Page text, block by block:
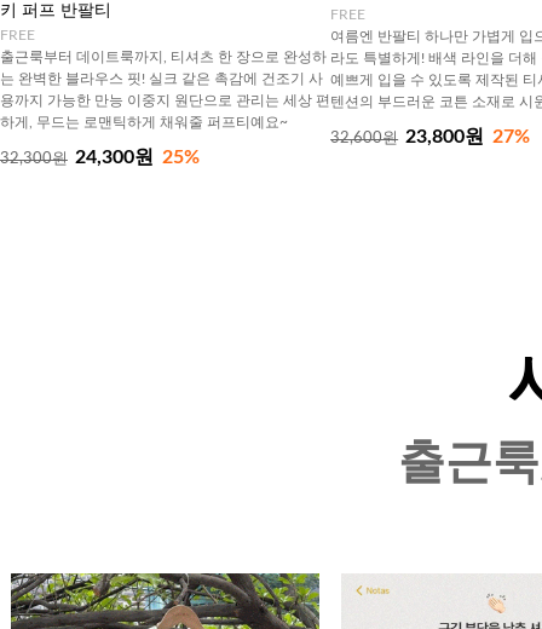
키 퍼프 반팔티
FREE
출근룩부터 데이트룩까지, 티셔츠 한 장으로 완성하
는 완벽한 블라우스 핏! 실크 같은 촉감에 건조기 사
용까지 가능한 만능 이중지 원단으로 관리는 세상 편
하게, 무드는 로맨틱하게 채워줄 퍼프티예요~
32,300원 24,300원 25%
FREE
여름엔 반팔티 하나만 가볍게 입
라도 특별하게! 배색 라인을 더
예쁘게 입을 수 있도록 제작된
텐션의 부드러운 코튼 소재로 시
32,600원 23,800원 27%
출근